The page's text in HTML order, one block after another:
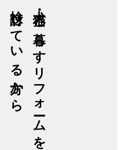
犬・猫と暮らすリフォームを
検討している方から